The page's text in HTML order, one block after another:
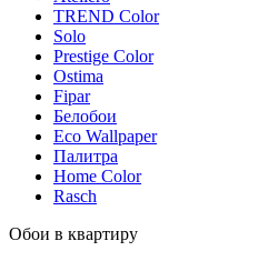
TREND Color
Solo
Prestige Color
Ostima
Fipar
Белобои
Eco Wallpaper
Палитра
Home Color
Rasch
Обои в квартиру